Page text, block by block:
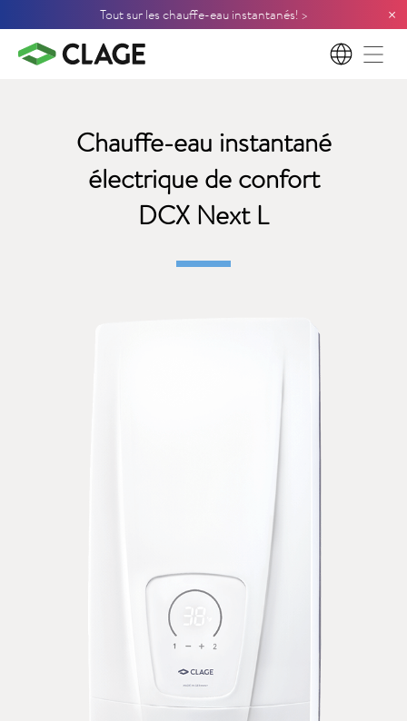
Tout sur les chauffe-eau instantanés! > ×
FR
Chauffe-eau instantané
électrique de confort
DCX Next L